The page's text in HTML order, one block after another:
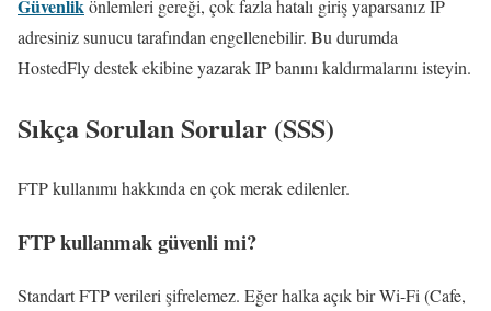
Güvenlikönlemleri gereği, çok fazla hatalı giriş yaparsanız IP
adresiniz sunucu tarafından engellenebilir. Bu durumda
HostedFly destek ekibine yazarak IP banını kaldırmalarını isteyin.
Sıkça Sorulan Sorular (SSS)
FTP kullanımı hakkında en çok merak edilenler.
FTP kullanmak güvenli mi?
Standart FTP verileri şifrelemez. Eğer halka açık bir Wi-Fi (Cafe,